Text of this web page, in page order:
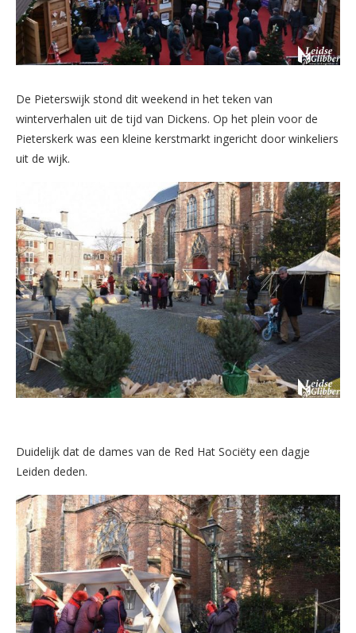
De Pieterswijk stond dit weekend in het teken van
winterverhalen uit de tijd van Dickens. Op het plein voor de
Pieterskerk was een kleine kerstmarkt ingericht door winkeliers
uit de wijk.
Duidelijk dat de dames van de Red Hat Sociëty een dagje
Leiden deden.